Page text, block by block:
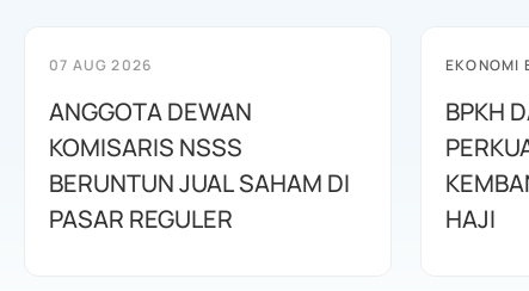
07 AUG 2026
ANGGOTA DEWAN
KOMISARIS NSSS
BERUNTUN JUAL SAHAM DI
PASAR REGULER
EKONOMI
BPKH
HAJI